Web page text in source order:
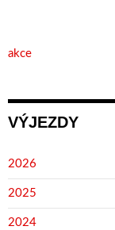
akce
VÝJEZDY
2026
2025
2024